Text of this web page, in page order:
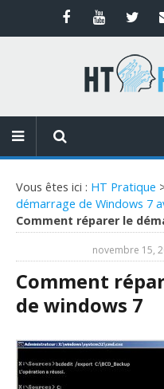
Vous êtes ici : HT Pratique
démarrage de Windows 7
Comment réparer le
novembre 15,
Comment
de windows 7